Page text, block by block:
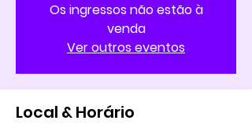
Os ingressos não estão à
venda
Ver outros eventos
Local & Horário